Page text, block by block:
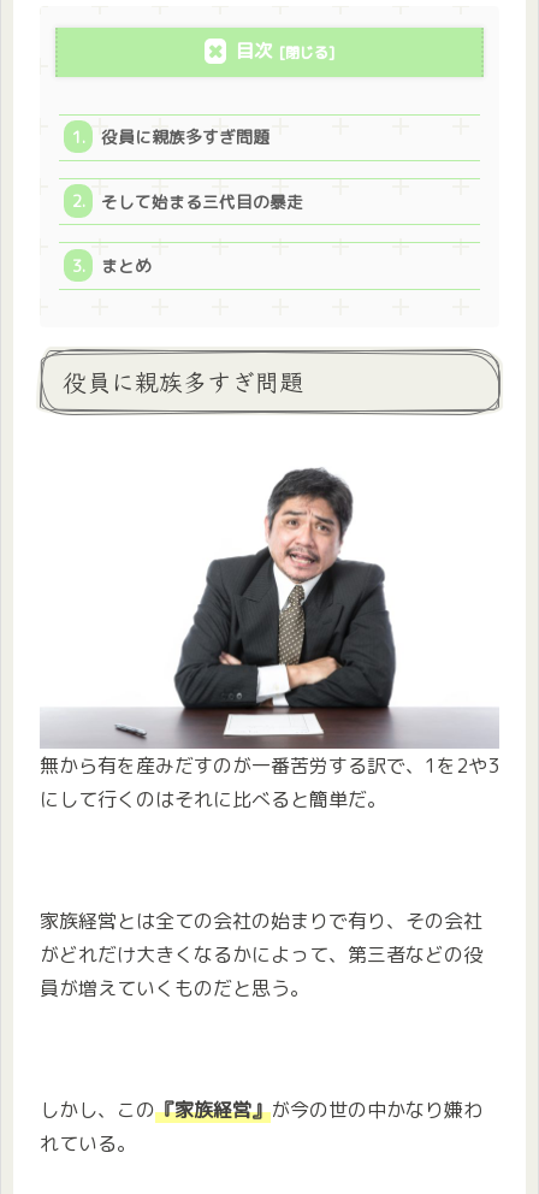
目次
役員に親族多すぎ問題
そして始まる三代目の暴走
まとめ
役員に親族多すぎ問題
無から有を産みだすのが一番苦労する訳で、1を2や3
にして行くのはそれに比べると簡単だ。
家族経営とは全ての会社の始まりで有り、その会社
がどれだけ大きくなるかによって、第三者などの役
員が増えていくものだと思う。
しかし、この『家族経営』が今の世の中かなり嫌わ
れている。